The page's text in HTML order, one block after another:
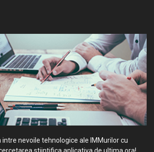
nevoile tehnologice ale IMMurilor cu